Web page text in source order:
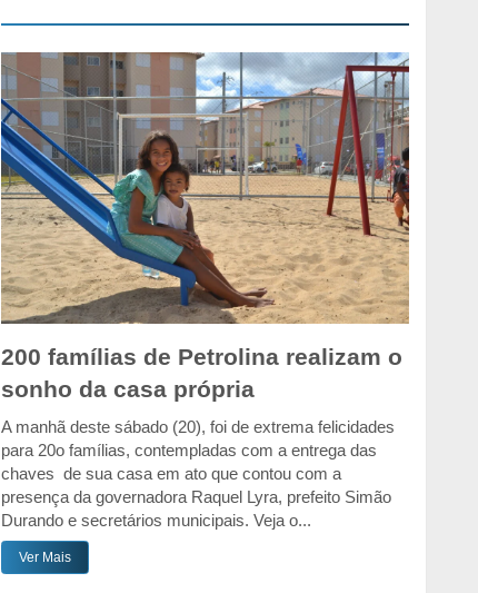
200 famílias de Petrolina realizam o
sonho da casa própria
A manhã deste sábado (20), foi de extrema felicidades
para 20o famílias, contempladas com a entrega das
chaves de sua casa em ato que contou com a
presença da governadora Raquel Lyra, prefeito Simão
Durando e secretários municipais. Veja o...
Ver Mais